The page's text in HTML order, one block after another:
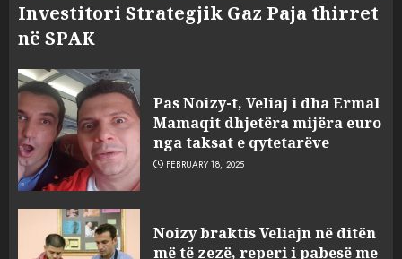
Investitori Strategjik Gaz Paja thirret
në SPAK
Pas Noizy-t, Veliaj i dha Ermal
Mamaqit dhjetëra mijëra euro
nga taksat e qytetarëve
FEBRUARY 18, 2025
Noizy braktis Veliajn në ditën
më të zezë, reperi i pabesë me
sulmuan “One Albania”,